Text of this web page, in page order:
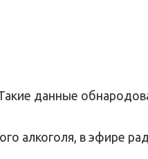
данные
алкоголя, в эфире